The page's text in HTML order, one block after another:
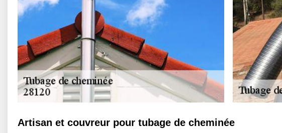
Artisan et couvreur pour tubage de cheminée